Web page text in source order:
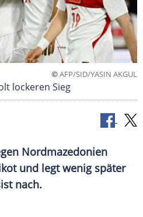
©AFP/SID/YASIN AKGUL
lockeren Sieg
Nordmazedonien
und legt wenig später
nach.